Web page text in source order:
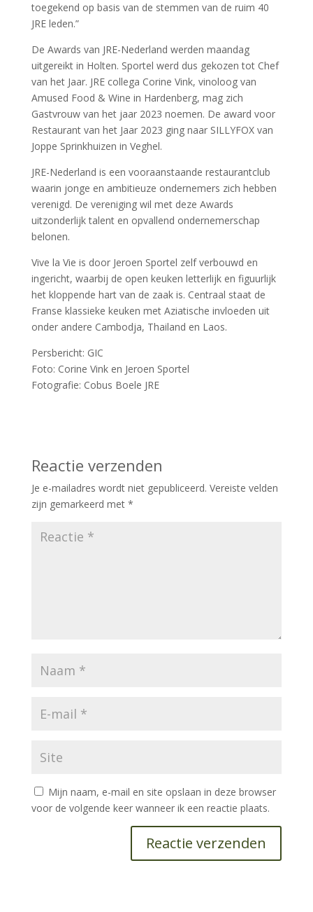
toegekend op basis van de stemmen van de ruim 40
JRE leden.”
De Awards van JRE-Nederland werden maandag
uitgereikt in Holten. Sportel werd dus gekozen tot Chef
van het Jaar. JRE collega Corine Vink, vinoloog van
Amused Food & Wine in Hardenberg, mag zich
Gastvrouw van het jaar 2023 noemen. De award voor
Restaurant van het Jaar 2023 ging naar SILLYFOX van
Joppe Sprinkhuizen in Veghel.
JRE-Nederland is een vooraanstaande restaurantclub
waarin jonge en ambitieuze ondernemers zich hebben
verenigd. De vereniging wil met deze Awards
uitzonderlijk talent en opvallend ondernemerschap
belonen.
Vive la Vie is door Jeroen Sportel zelf verbouwd en
ingericht, waarbij de open keuken letterlijk en figuurlijk
het kloppende hart van de zaak is. Centraal staat de
Franse klassieke keuken met Aziatische invloeden uit
onder andere Cambodja, Thailand en Laos.
Persbericht: GIC
Foto: Corine Vink en Jeroen Sportel
Fotografie: Cobus Boele JRE
Reactie verzenden
Je e-mailadres wordt niet gepubliceerd. Vereiste velden
zijn gemarkeerd met *
Mijn naam, e-mail en site opslaan in deze browser
voor de volgende keer wanneer ik een reactie plaats.